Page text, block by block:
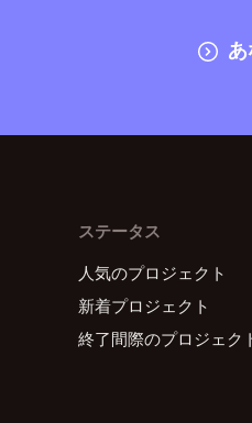
ステータス
人気のプロジェクト
新着プロジェクト
終了間際のプロジェク